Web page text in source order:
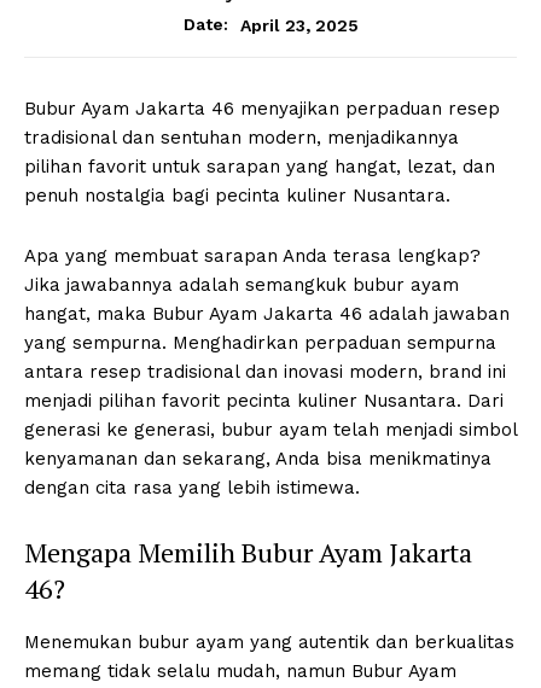
Date:
April 23, 2025
Bubur Ayam Jakarta 46 menyajikan perpaduan resep
tradisional dan sentuhan modern, menjadikannya
pilihan favorit untuk sarapan yang hangat, lezat, dan
penuh nostalgia bagi pecinta kuliner Nusantara.
Apa yang membuat sarapan Anda terasa lengkap?
Jika jawabannya adalah semangkuk bubur ayam
hangat, maka Bubur Ayam Jakarta 46 adalah jawaban
yang sempurna. Menghadirkan perpaduan sempurna
antara resep tradisional dan inovasi modern, brand ini
menjadi pilihan favorit pecinta kuliner Nusantara. Dari
generasi ke generasi, bubur ayam telah menjadi simbol
kenyamanan dan sekarang, Anda bisa menikmatinya
dengan cita rasa yang lebih istimewa.
Mengapa Memilih Bubur Ayam Jakarta
46?
Menemukan bubur ayam yang autentik dan berkualitas
memang tidak selalu mudah, namun Bubur Ayam